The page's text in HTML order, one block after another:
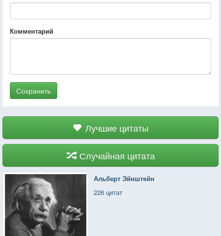
Комментарий
Сохранить
Лучшие цитаты
Случайная цитата
Альберт Эйнштейн
226 цитат